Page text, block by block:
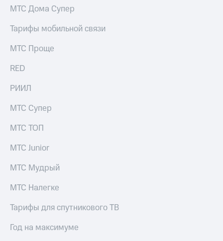
МТС Дома Супер
Тарифы мобильной связи
МТС Проще
RED
РИИЛ
МТС Супер
МТС ТОП
МТС Junior
МТС Мудрый
МТС Налегке
Тарифы для спутникового ТВ
Год на максимуме